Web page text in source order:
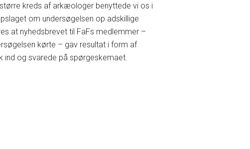
kreds af arkæologer benyttede vi os i
om undersøgelsen op adskillige
at nyhedsbrevet til FaFs medlemmer –
kørte – gav resultat i form af
ind og svarede på spørgeskemaet.